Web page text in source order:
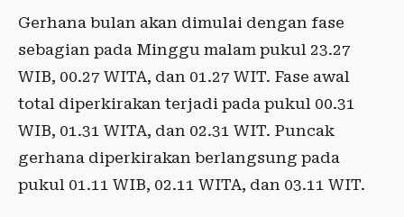
Gerhana bulan akan dimulai dengan fase
sebagian pada Minggu malam pukul 23.27
WIB, 00.27 WITA, dan 01.27 WIT. Fase awal
total diperkirakan terjadi pada pukul 00.31
WIB, 01.31 WITA, dan 02.31 WIT. Puncak
gerhana diperkirakan berlangsung pada
pukul 01.11 WIB, 02.11 WITA, dan 03.11 WIT.